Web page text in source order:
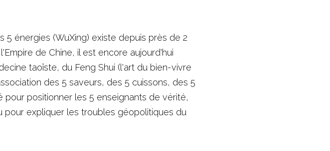
énergies (WuXing) existe depuis près de 2
de Chine, il est encore aujourd'hui
taoïste, du Feng Shui (l'art du bien-vivre
des 5 saveurs, des 5 cuissons, des 5
pour positionner les 5 enseignants de vérité,
pour expliquer les troubles géopolitiques du